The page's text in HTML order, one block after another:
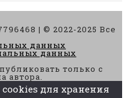
| © 2022-2025 Все
данных
данных
только с
автора.
для хранения